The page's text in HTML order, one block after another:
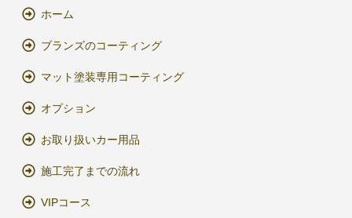
ホーム
ブランズのコーティング
マット塗装専用コーティング
オプション
お取り扱いカー用品
施工完了までの流れ
VIPコース